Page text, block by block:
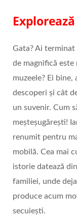
Gata? Ai
de magnifică
muzeele? Ei
descoperi și cât
un suvenir. Cum
meșteșugărești!
renumit pentru
mobilă. Cea mai
istorie datează
familiei, unde
produce acum
secuiești.